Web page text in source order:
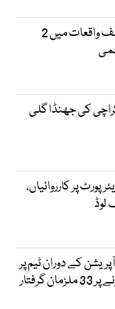
کراچی: فائرنگ کے مختلف واقعات میں 2
کی جھنڈا گلی
پر کارروائیاں،
کے دوران ٹیم پر
گرفتار